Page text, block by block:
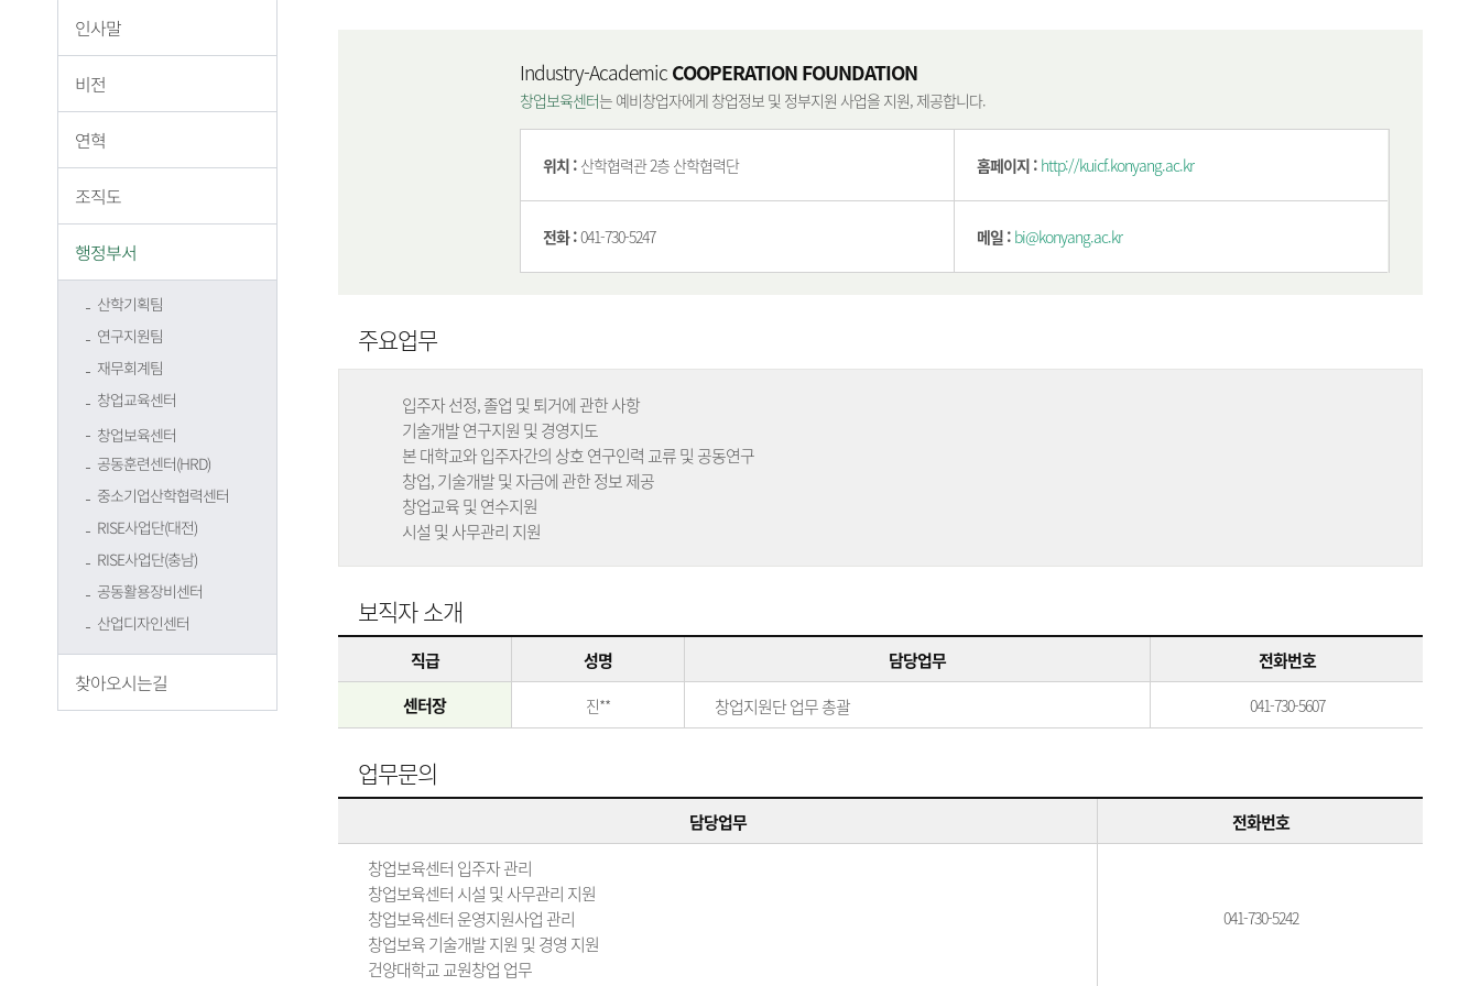
인사말
비전
연혁
조직도
행정부서
산학기획팀
연구지원팀
재무회계팀
창업교육센터
창업보육센터
공동훈련센터(HRD)
중소기업산학협력센터
RISE사업단(대전)
RISE사업단(충남)
공동활용장비센터
산업디자인센터
찾아오시는길
Industry-AcademicCOOPERATION FOUNDATION
창업보육센터는 예비창업자에게 창업정보 및 정부지원 사업을 지원, 제공합니다.
위치 : 산학협력관 2층 산학협력단 홈페이지 : http://kuicf.konyang.ac.kr
전화 :041-730-5247 메일 : bi@konyang.ac.kr
주요업무
입주자 선정, 졸업 및 퇴거에 관한 사항
기술개발 연구지원 및 경영지도
본 대학교와 입주자간의 상호 연구인력 교류 및 공동연구
창업, 기술개발 및 자금에 관한 정보 제공
창업교육 및 연수지원
시설 및 사무관리 지원
보직자 소개
직급 성명 담당업무
전화번호
센터장
진** 창업지원단 업무 총괄 041-730-5607
업무문의
담당업무
전화번호
창업보육센터 입주자 관리
창업보육센터 시설 및 사무관리 지원
창업보육센터 운영지원사업 관리
창업보육 기술개발 지원 및 경영 지원
건양대학교 교원창업 업무
041-730-5242